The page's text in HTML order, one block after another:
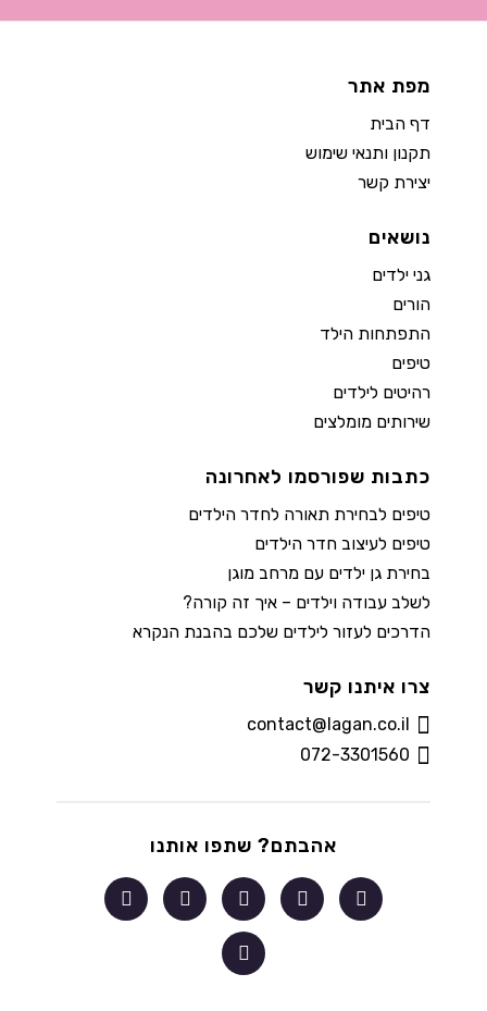
מפת אתר
דף הבית
תקנון ותנאי שימוש
יצירת קשר
נושאים
גני ילדים
הורים
התפתחות הילד
טיפים
רהיטים לילדים
שירותים מומלצים
כתבות שפורסמו לאחרונה
טיפים לבחירת תאורה לחדר הילדים
טיפים לעיצוב חדר הילדים
בחירת גן ילדים עם מרחב מוגן
לשלב עבודה וילדים – איך זה קורה?
הדרכים לעזור לילדים שלכם בהבנת הנקרא
צרו איתנו קשר
contact@lagan.co.il
072-3301560
אהבתם? שתפו אותנו